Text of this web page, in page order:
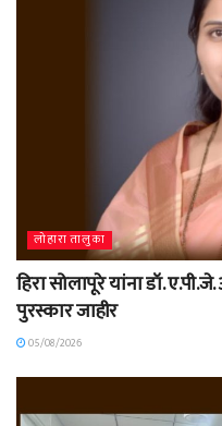
लोहारा तालुका
हिरा सोलापूरे यांना डॉ.
पुरस्कार जाहीर
05/08/2026